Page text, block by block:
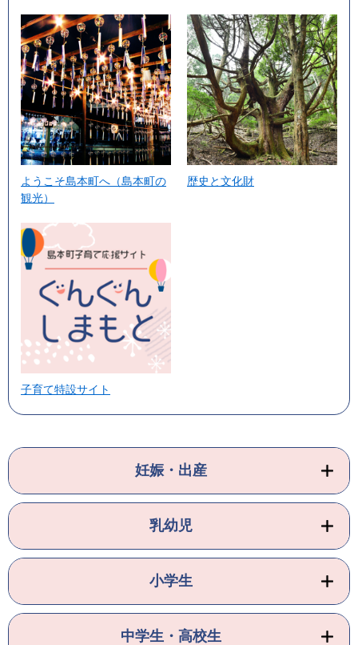
ようこそ島本町へ（島本町の
観光）
歴史と文化財
子育て特設サイト
妊娠・出産
乳幼児
小学生
中学生・高校生